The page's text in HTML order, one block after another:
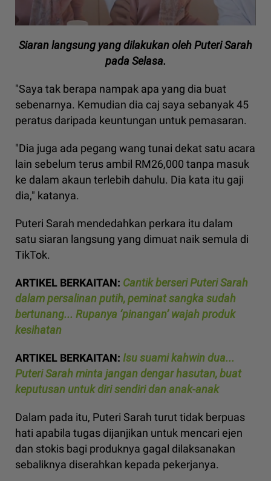
Siaran langsung yang dilakukan oleh Puteri Sarah
pada Selasa.
"Saya tak berapa nampak apa yang dia buat
sebenarnya. Kemudian dia caj saya sebanyak 45
peratus daripada keuntungan untuk pemasaran.
"Dia juga ada pegang wang tunai dekat satu acara
lain sebelum terus ambil RM26,000 tanpa masuk
ke dalam akaun terlebih dahulu. Dia kata itu gaji
dia," katanya.
Puteri Sarah mendedahkan perkara itu dalam
satu siaran langsung yang dimuat naik semula di
TikTok.
ARTIKEL BERKAITAN: Cantik berseri Puteri Sarah
dalam persalinan putih, peminat sangka sudah
bertunang... Rupanya ‘pinangan’ wajah produk
kesihatan
ARTIKEL BERKAITAN: Isu suami kahwin dua...
Puteri Sarah minta jangan dengar hasutan, buat
keputusan untuk diri sendiri dan anak-anak
Dalam pada itu, Puteri Sarah turut tidak berpuas
hati apabila tugas dijanjikan untuk mencari ejen
dan stokis bagi produknya gagal dilaksanakan
sebaliknya diserahkan kepada pekerjanya.